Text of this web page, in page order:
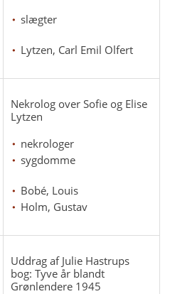
slægter
Lytzen, Carl Emil Olfert
Nekrolog over Sofie og Elise
Lytzen
nekrologer
sygdomme
Bobé, Louis
Holm, Gustav
Uddrag af Julie Hastrups
bog: Tyve år blandt
Grønlendere 1945